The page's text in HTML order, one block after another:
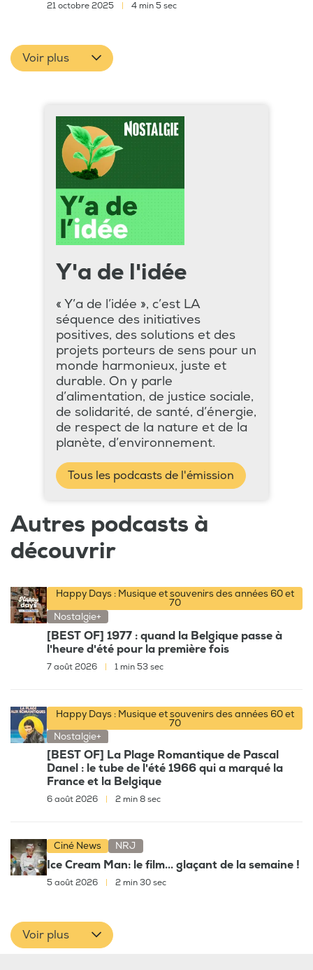
21 octobre 2025 4 min 5 sec
Voir plus
Y'a de l'idée
« Y’a de l’idée », c’est LA
séquence des initiatives
positives, des solutions et des
projets porteurs de sens pour un
monde harmonieux, juste et
durable. On y parle
d’alimentation, de justice sociale,
de solidarité, de santé, d’énergie,
de respect de la nature et de la
planète, d’environnement.
Tous les podcasts de l'émission
Autres podcasts à
découvrir
Happy Days : Musique et souvenirs des années 60 et
70
Nostalgie+
[BEST OF] 1977 : quand la Belgique passe à
l'heure d'été pour la première fois
7 août 2026 1 min 53 sec
Happy Days : Musique et souvenirs des années 60 et
70
Nostalgie+
[BEST OF] La Plage Romantique de Pascal
Danel : le tube de l'été 1966 qui a marqué la
France et la Belgique
6 août 2026 2 min 8 sec
Ciné News NRJ
Ice Cream Man: le film... glaçant de la semaine !
5 août 2026 2 min 30 sec
Voir plus